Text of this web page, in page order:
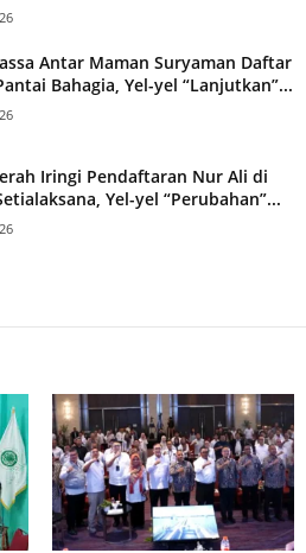
Antar Maman Suryaman Daftar
Bahagia, Yel-yel “Lanjutkan”...
Iringi Pendaftaran Nur Ali di
Yel-yel “Perubahan”...